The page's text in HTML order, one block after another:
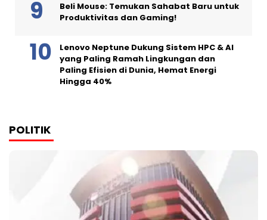
Beli Mouse: Temukan Sahabat Baru untuk
Produktivitas dan Gaming!
Lenovo Neptune Dukung Sistem HPC & AI
yang Paling Ramah Lingkungan dan
Paling Efisien di Dunia, Hemat Energi
Hingga 40%
POLITIK